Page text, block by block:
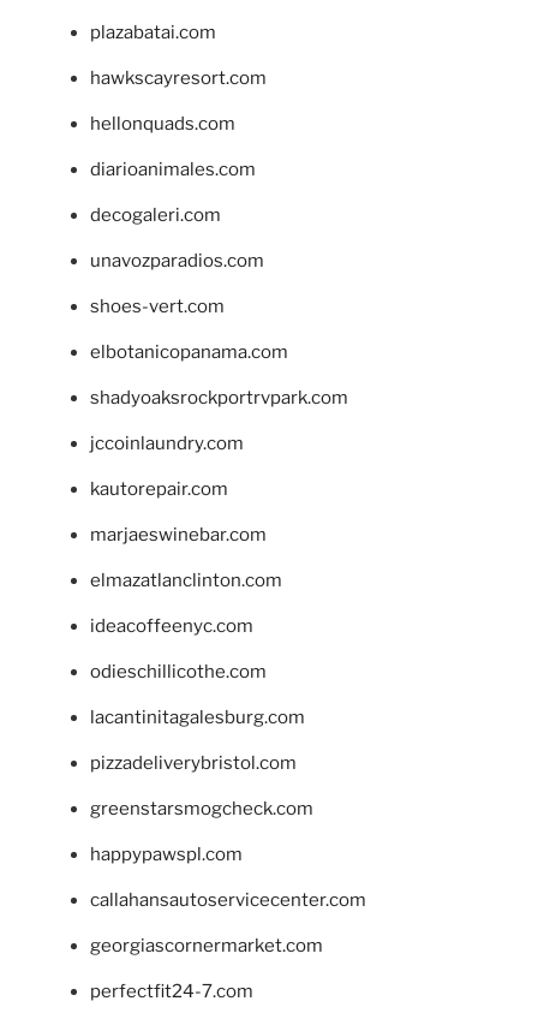
plazabatai.com
hawkscayresort.com
hellonquads.com
diarioanimales.com
decogaleri.com
unavozparadios.com
shoes-vert.com
elbotanicopanama.com
shadyoaksrockportrvpark.com
jccoinlaundry.com
kautorepair.com
marjaeswinebar.com
elmazatlanclinton.com
ideacoffeenyc.com
odieschillicothe.com
lacantinitagalesburg.com
pizzadeliverybristol.com
greenstarsmogcheck.com
happypawspl.com
callahansautoservicecenter.com
georgiascornermarket.com
perfectfit24-7.com